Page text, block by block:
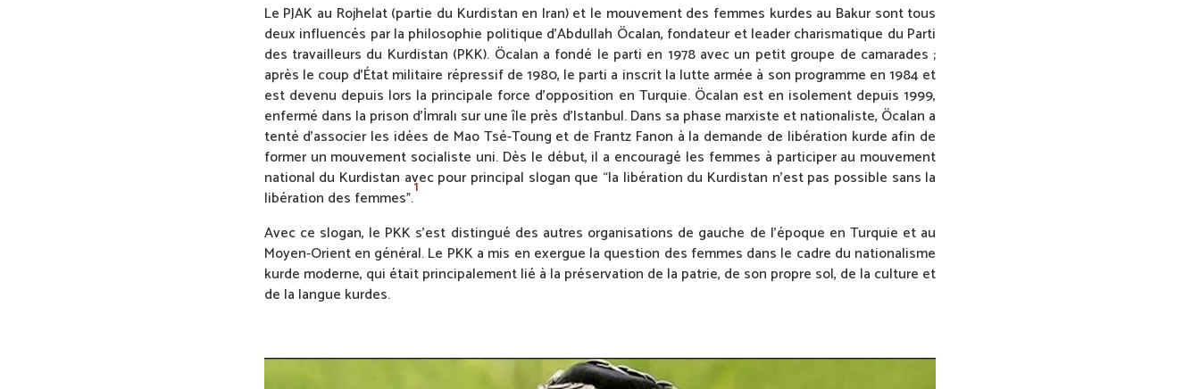
Le PJAK au Rojhelat (partie du Kurdistan en Iran) et le mouvement des femmes kurdes au Bakur sont tous
deux influencés par la philosophie politique d’Abdullah Öcalan, fondateur et leader charismatique du Parti
des travailleurs du Kurdistan (PKK). Öcalan a fondé le parti en 1978 avec un petit groupe de camarades ;
après le coup d’État militaire répressif de 1980, le parti a inscrit la lutte armée à son programme en 1984 et
est devenu depuis lors la principale force d’opposition en Turquie. Öcalan est en isolement depuis 1999,
enfermé dans la prison d’İmralı sur une île près d’Istanbul. Dans sa phase marxiste et nationaliste, Öcalan a
tenté d’associer les idées de Mao Tsé-Toung et de Frantz Fanon à la demande de libération kurde afin de
former un mouvement socialiste uni. Dès le début, il a encouragé les femmes à participer au mouvement
national du Kurdistan avec pour principal slogan que “la libération du Kurdistan n’est pas possible sans la
libération des femmes”.1
Avec ce slogan, le PKK s’est distingué des autres organisations de gauche de l’époque en Turquie et au
Moyen-Orient en général. Le PKK a mis en exergue la question des femmes dans le cadre du nationalisme
kurde moderne, qui était principalement lié à la préservation de la patrie, de son propre sol, de la culture et
de la langue kurdes.